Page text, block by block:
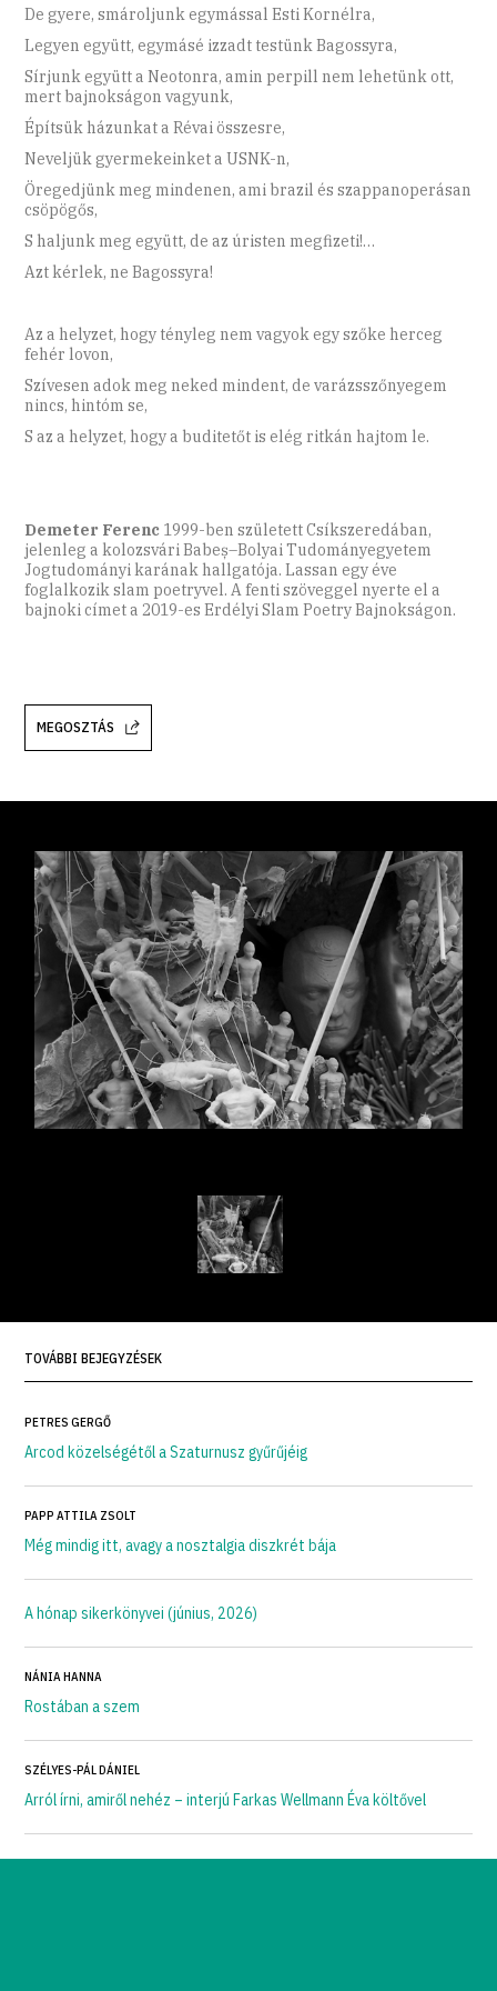
De gyere, smároljunk egymással Esti Kornélra,
Legyen együtt, egymásé izzadt testünk Bagossyra,
Sírjunk együtt a Neotonra, amin perpill nem lehetünk ott,
mert bajnokságon vagyunk,
Építsük házunkat a Révai összesre,
Neveljük gyermekeinket a USNK-n,
Öregedjünk meg mindenen, ami brazil és szappanoperásan
csöpögős,
S haljunk meg együtt, de az úristen megfizeti!…
Azt kérlek, ne Bagossyra!
Az a helyzet, hogy tényleg nem vagyok egy szőke herceg
fehér lovon,
Szívesen adok meg neked mindent, de varázsszőnyegem
nincs, hintóm se,
S az a helyzet, hogy a buditetőt is elég ritkán hajtom le.
Demeter Ferenc 1999-ben született Csíkszeredában,
jelenleg a kolozsvári Babeș–Bolyai Tudományegyetem
Jogtudományi karának hallgatója. Lassan egy éve
foglalkozik slam poetryvel. A fenti szöveggel nyerte el a
bajnoki címet a 2019-es Erdélyi Slam Poetry Bajnokságon.
MEGOSZTÁS
TOVÁBBI BEJEGYZÉSEK
PETRES GERGŐ
Arcod közelségétől a Szaturnusz gyűrűjéig
PAPP ATTILA ZSOLT
Még mindig itt, avagy a nosztalgia diszkrét bája
A hónap sikerkönyvei (június, 2026)
NÁNIA HANNA
Rostában a szem
SZÉLYES-PÁL DÁNIEL
Arról írni, amiről nehéz – interjú Farkas Wellmann Éva költővel